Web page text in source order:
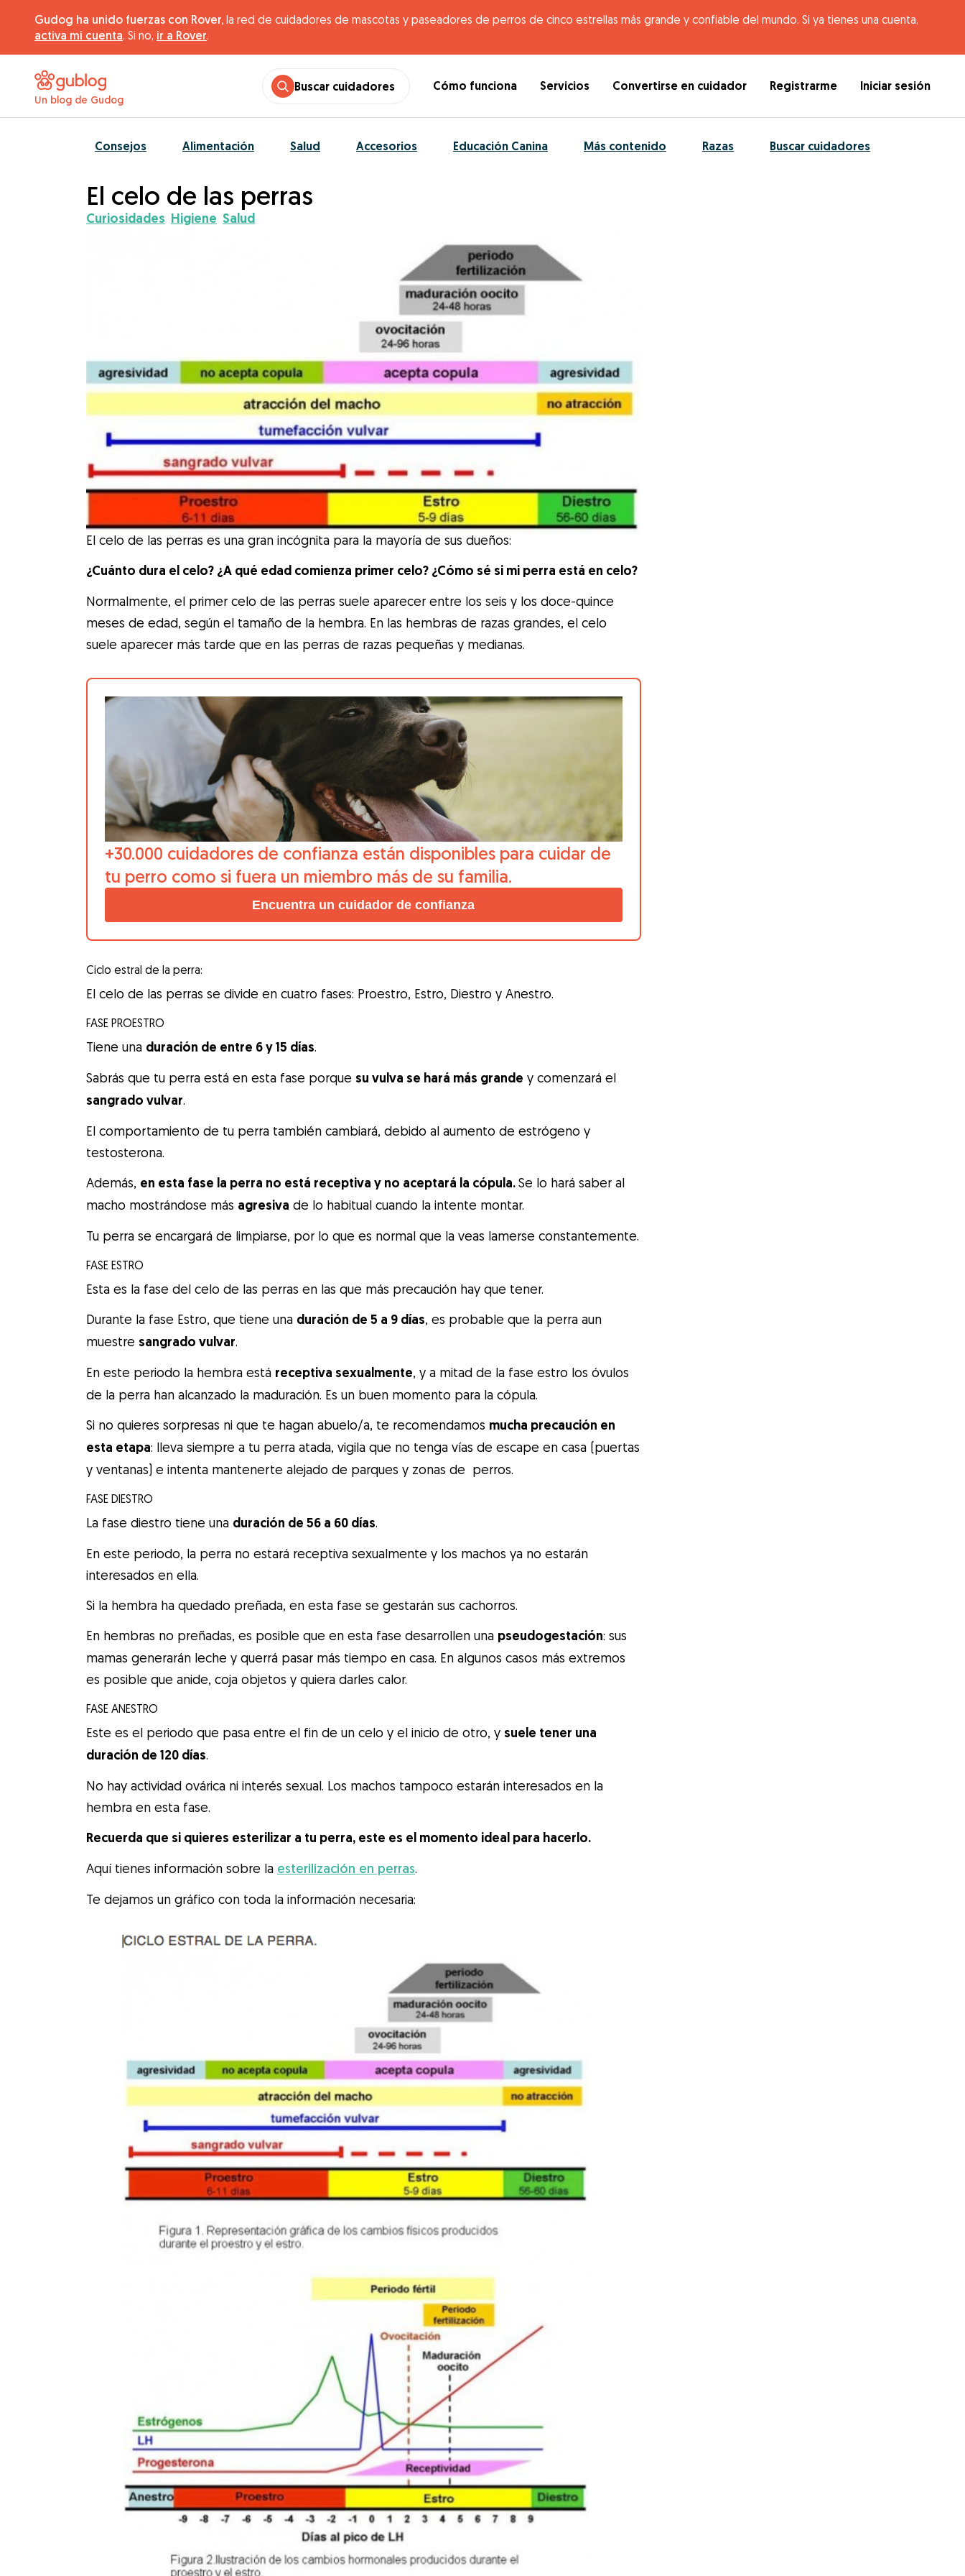
Gudog ha unido fuerzas con Rover, la red de cuidadores de mascotas y paseadores de perros de cinco estrellas más grande y confiable del mundo. Si ya tienes una cuenta,
activa mi cuenta. Si no, ir a Rover.
Un blog de Gudog
Buscar cuidadores Cómo funciona Servicios Convertirse en cuidador Registrarme Iniciar sesión
Consejos Alimentación Salud Accesorios Educación Canina Más contenido Razas Buscar cuidadores
El celo de las perras
Curiosidades Higiene Salud
El celo de las perras es una gran incógnita para la mayoría de sus dueños:
¿Cuánto dura el celo? ¿A qué edad comienza primer celo? ¿Cómo sé si mi perra está en celo?
Normalmente, el primer celo de las perras suele aparecer entre los seis y los doce-quince
meses de edad, según el tamaño de la hembra. En las hembras de razas grandes, el celo
suele aparecer más tarde que en las perras de razas pequeñas y medianas.
+30.000 cuidadores de confianza están disponibles para cuidar de
tu perro como si fuera un miembro más de su familia.
Encuentra un cuidador de confianza
Ciclo estral de la perra:
El celo de las perras se divide en cuatro fases: Proestro, Estro, Diestro y Anestro.
FASE PROESTRO
Tiene una duración de entre 6 y 15 días.
Sabrás que tu perra está en esta fase porque su vulva se hará más grande y comenzará el
sangrado vulvar.
El comportamiento de tu perra también cambiará, debido al aumento de estrógeno y
testosterona.
Además, en esta fase la perra no está receptiva y no aceptará la cópula.Se lo hará saber al
macho mostrándose más agresiva de lo habitual cuando la intente montar.
Tu perra se encargará de limpiarse, por lo que es normal que la veas lamerse constantemente.
FASE ESTRO
Esta es la fase del celo de las perras en las que más precaución hay que tener.
Durante la fase Estro, que tiene una duración de 5 a 9 días, es probable que la perra aun
muestre sangrado vulvar.
En este periodo la hembra está receptiva sexualmente, y a mitad de la fase estro los óvulos
de la perra han alcanzado la maduración. Es un buen momento para la cópula.
Si no quieres sorpresas ni que te hagan abuelo/a, te recomendamos mucha precaución en
esta etapa: lleva siempre a tu perra atada, vigila que no tenga vías de escape en casa (puertas
y ventanas) e intenta mantenerte alejado de parques y zonas de perros.
FASE DIESTRO
La fase diestro tiene una duración de 56 a 60 días.
En este periodo, la perra no estará receptiva sexualmente y los machos ya no estarán
interesados en ella.
Si la hembra ha quedado preñada, en esta fase se gestarán sus cachorros.
En hembras no preñadas, es posible que en esta fase desarrollen una pseudogestación: sus
mamas generarán leche y querrá pasar más tiempo en casa. En algunos casos más extremos
es posible que anide, coja objetos y quiera darles calor.
FASE ANESTRO
Este es el periodo que pasa entre el fin de un celo y el inicio de otro, y suele tener una
duración de 120 días.
No hay actividad ovárica ni interés sexual. Los machos tampoco estarán interesados en la
hembra en esta fase.
Recuerda que si quieres esterilizar a tu perra, este es el momento ideal para hacerlo.
Aquí tienes información sobre la esterilización en perras.
Te dejamos un gráfico con toda la información necesaria: